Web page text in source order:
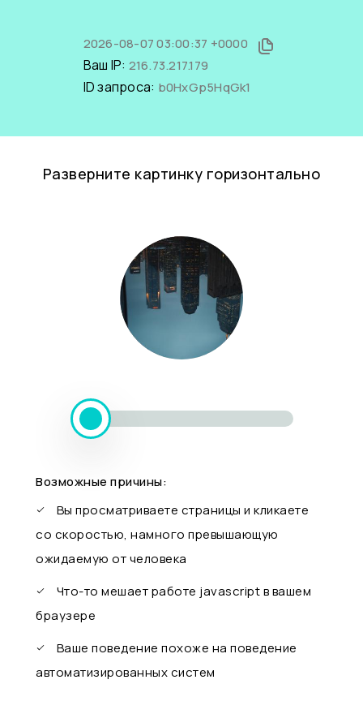
2026-08-07 03:00:37 +0000
Ваш IP: 216.73.217.179
ID запроса: b0HxGp5HqGk1
Разверните картинку горизонтально
Возможные причины:
Вы просматриваете страницы и кликаете
со скоростью, намного превышающую
ожидаемую от человека
Что-то мешает работе javascript в вашем
браузере
Ваше поведение похоже на поведение
автоматизированных систем